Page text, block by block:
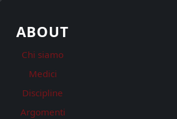
ABOUT
Chi siamo
Medici
Discipline
Argomenti